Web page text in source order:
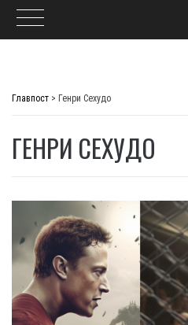
Главпост > Генри Сехудо
ГЕНРИ СЕХУДО